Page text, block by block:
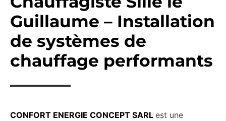
Guillaume – Installation
de systèmes de
chauffage performants
CONFORT ENERGIE CONCEPT SARL est une